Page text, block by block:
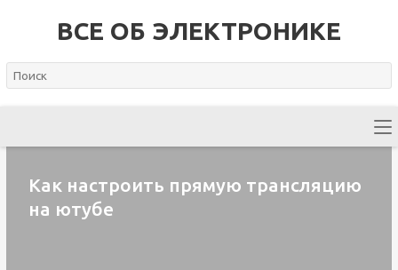
ВСЕ ОБ ЭЛЕКТРОНИКЕ
Как настроить прямую трансляцию
на ютубе